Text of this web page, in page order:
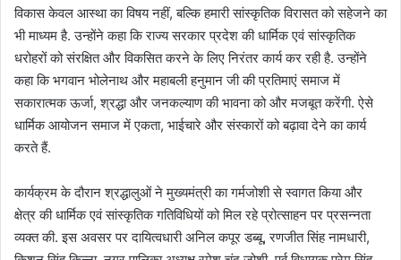
विकास केवल आस्था का विषय नहीं, बल्कि हमारी सांस्कृतिक विरासत को सहेजने का
भी माध्यम है. उन्होंने कहा कि राज्य सरकार प्रदेश की धार्मिक एवं सांस्कृतिक
धरोहरों को संरक्षित और विकसित करने के लिए निरंतर कार्य कर रही है. उन्होंने
कहा कि भगवान भोलेनाथ और महाबली हनुमान जी की प्रतिमाएं समाज में
सकारात्मक ऊर्जा, श्रद्धा और जनकल्याण की भावना को और मजबूत करेंगी. ऐसे
धार्मिक आयोजन समाज में एकता, भाईचारे और संस्कारों को बढ़ावा देने का कार्य
करते हैं.
कार्यक्रम के दौरान श्रद्धालुओं ने मुख्यमंत्री का गर्मजोशी से स्वागत किया और
क्षेत्र की धार्मिक एवं सांस्कृतिक गतिविधियों को मिल रहे प्रोत्साहन पर प्रसन्नता
व्यक्त की. इस अवसर पर दायित्वधारी अनिल कपूर डब्बू, रणजीत सिंह नामधारी,